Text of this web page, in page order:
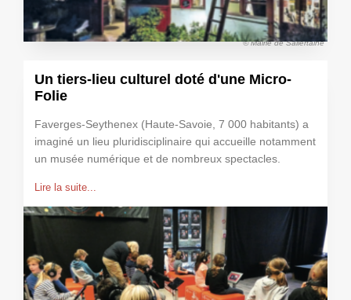
© Mairie de Sallertaine
Un tiers-lieu culturel doté d'une Micro-
Folie
Faverges-Seythenex (Haute-Savoie, 7 000 habitants) a
imaginé un lieu pluridisciplinaire qui accueille notamment
un musée numérique et de nombreux spectacles.
Lire la suite...